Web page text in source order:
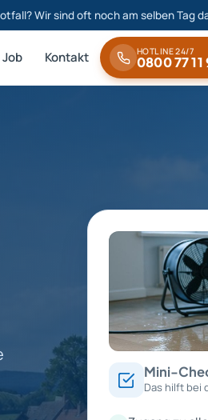
Wir sind oft noch am selben Tag
Job Kontakt HOTLINE 24/7
0800 77 11
Mini-
Das hilft bei